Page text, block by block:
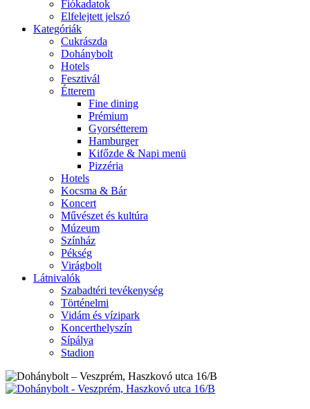
Fiókadatok
Elfelejtett jelszó
Kategóriák
Cukrászda
Dohánybolt
Hotels
Fesztivál
Étterem
Fine dining
Prémium
Gyorsétterem
Hamburger
Kifőzde & Napi menü
Pizzéria
Hotels
Kocsma & Bár
Koncert
Művészet és kultúra
Múzeum
Színház
Pékség
Virágbolt
Látnivalók
Szabadtéri tevékenység
Történelmi
Vidám és vízipark
Koncerthelyszín
Sípálya
Stadion